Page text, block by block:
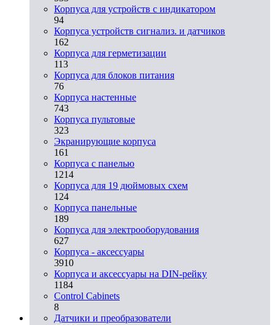
Корпуса для устройств с индикатором
94
Корпуса устройств сигнализ. и датчиков
162
Корпуса для герметизации
113
Корпуса для блоков питания
76
Корпуса настенные
743
Корпуса пультовые
323
Экранирующие корпуса
161
Корпуса с панелью
1214
Корпуса для 19 дюймовых схем
124
Корпуса панельные
189
Корпуса для электрооборудования
627
Корпуса - аксессуары
3910
Корпуса и аксессуары на DIN-рейку
1184
Control Cabinets
8
Датчики и преобразователи